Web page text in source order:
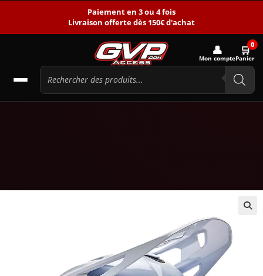
Paiement en 3 ou 4 fois
Livraison offerte dès 150€ d'achat
👤
Mon compte
🛒0
Panier